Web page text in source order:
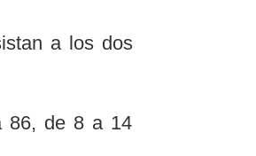
a los dos
86, de 8 a 14